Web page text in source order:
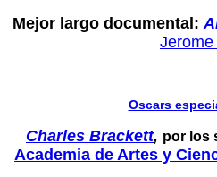
Mejor largo documental:
Jerome
Oscars
Charles Brackett, por los
Academia de Artes y